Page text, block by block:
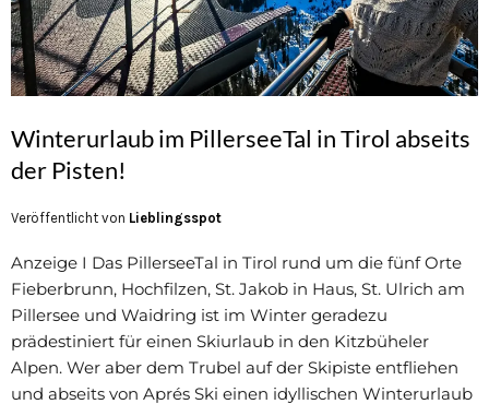
Winterurlaub im PillerseeTal in Tirol abseits
der Pisten!
Veröffentlicht von Lieblingsspot
Anzeige I Das PillerseeTal in Tirol rund um die fünf Orte
Fieberbrunn, Hochfilzen, St. Jakob in Haus, St. Ulrich am
Pillersee und Waidring ist im Winter geradezu
prädestiniert für einen Skiurlaub in den Kitzbüheler
Alpen. Wer aber dem Trubel auf der Skipiste entfliehen
und abseits von Aprés Ski einen idyllischen Winterurlaub